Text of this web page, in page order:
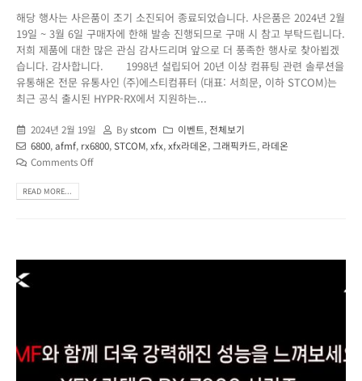
해당 행사는 사은품이 조기 소진되어 종료되었습니다. 사은품은 2024년 2월
19일 ~ 3월 6일 구매자에 한해 발송 진행되므로 구매 시 참고 부탁드립니다.
저희 제품에 대한 많은 관심 감사드리며 앞으로 더 풍족한 행사로 찾아뵙겠
습니다. 감사합니다. 1998년 설립되어 20년 이상 컴퓨팅 관련 솔루션을
유통해온 전문 유통사인 (주)에스티컴퓨터 (대표: 서희문, 이하 STCOM)는
최근 공식 출시된 HYPR-RX에서 지원하는...
2024년 2월 19일 Bystcom 이벤트, 전체보기
6800,afmf, rx6800,STCOM,xfx,xfx라데온,그래픽카드, 라데온
Comments Off
READ MORE...